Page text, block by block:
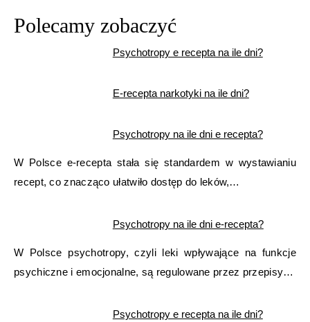
Polecamy zobaczyć
Psychotropy e recepta na ile dni?
E-recepta narkotyki na ile dni?
Psychotropy na ile dni e recepta?
W Polsce e-recepta stała się standardem w wystawianiu
recept, co znacząco ułatwiło dostęp do leków,…
Psychotropy na ile dni e-recepta?
W Polsce psychotropy, czyli leki wpływające na funkcje
psychiczne i emocjonalne, są regulowane przez przepisy…
Psychotropy e recepta na ile dni?